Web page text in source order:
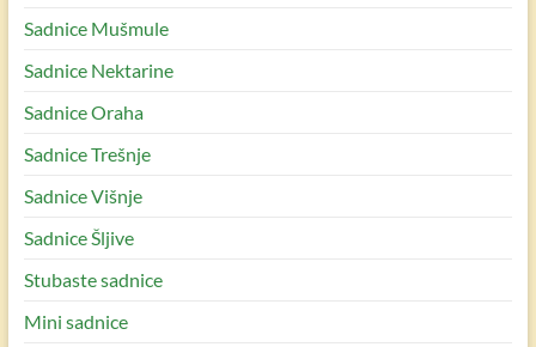
Sadnice Mušmule
Sadnice Nektarine
Sadnice Oraha
Sadnice Trešnje
Sadnice Višnje
Sadnice Šljive
Stubaste sadnice
Mini sadnice